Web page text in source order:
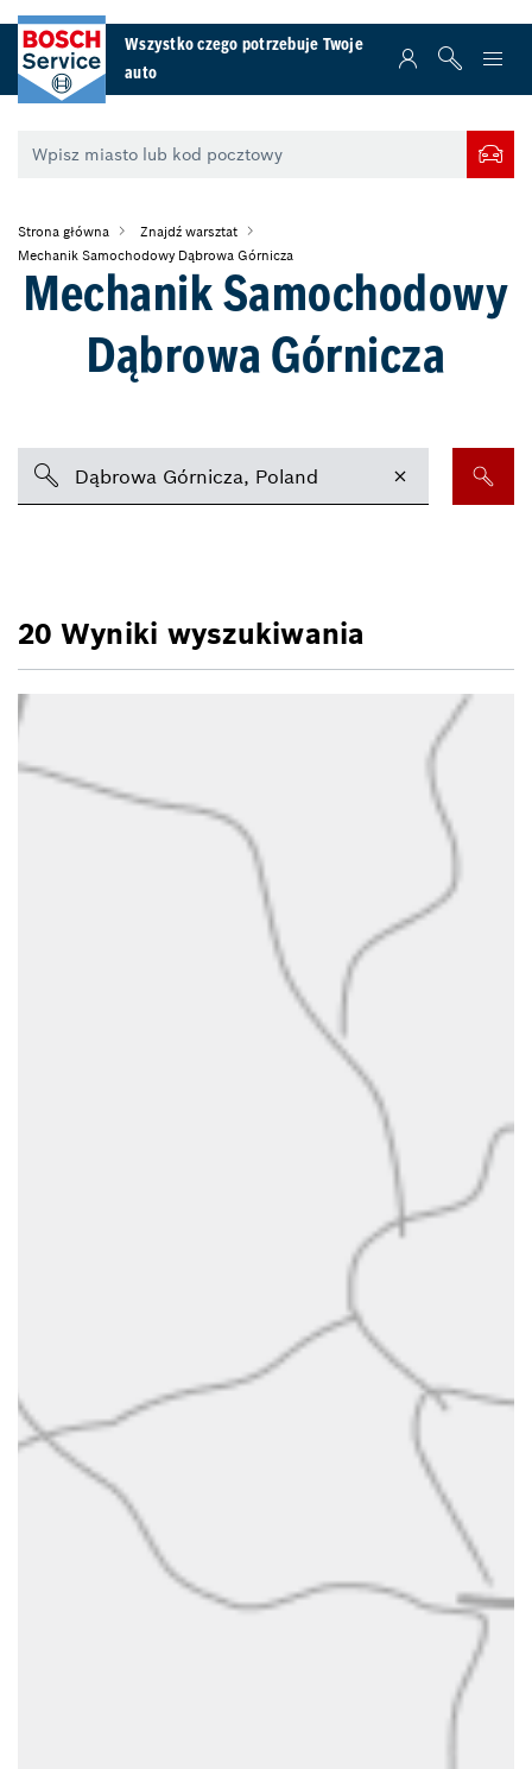
Wszystko czego potrzebuje Twoje
auto
Strona główna
Znajdź warsztat
Mechanik Samochodowy Dąbrowa Górnicza
Mechanik Samochodowy
Dąbrowa Górnicza